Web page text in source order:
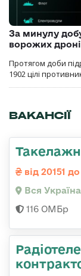
За минулу
ворожих
Протягом доби
1902 цілі
ВАКАНСІЇ
від 20151
Вся Україна
116 ОМБр